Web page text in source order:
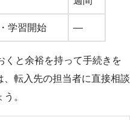
学習開始 —
くと余裕を持って手続きを
転入先の担当者に直接相談
。